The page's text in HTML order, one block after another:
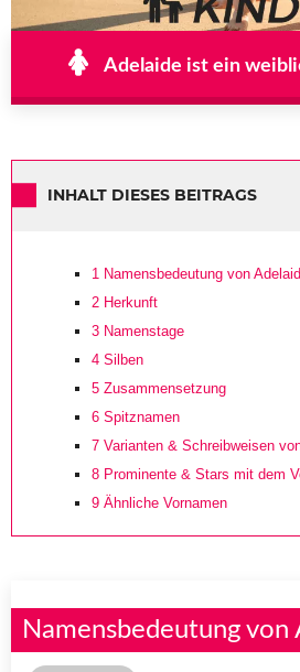
Adelaide ist ein
INHALT DIESES BEITRAGS
1 Namensbedeutung von
2 Herkunft
3 Namenstage
4 Silben
5 Zusammensetzung
6 Spitznamen
7 Varianten & Schreibweisen
8 Prominente & Stars mit dem
9 Ähnliche Vornamen
Namensbedeutung von